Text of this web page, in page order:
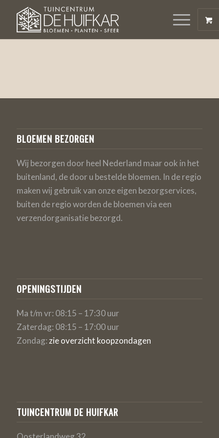
BLOEMEN BEZORGEN
Wij bezorgen door heel Nederland maar ook in het
buitenland, de door u bestelde bloemen. In de regio
maken wij gebruik van onze eigen bezorgservices,
buiten de regio worden de bloemen via een
verzendorganisatie bezorgd.
OPENINGSTIJDEN
Ma t/m vr: 08:15 – 17:30 uur
Zaterdag: 08:15 – 17:00 uur
Zondag:zie overzicht koopzondagen
TUINCENTRUM DE HUIFKAR